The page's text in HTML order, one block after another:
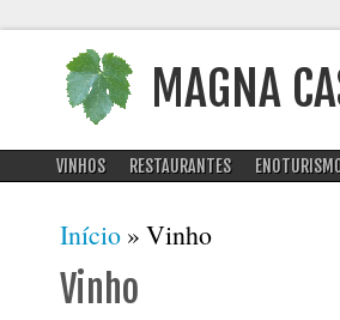
MAGNA
VINHOS RESTAURANTES
Está aqui
Início » Vinho
Vinho